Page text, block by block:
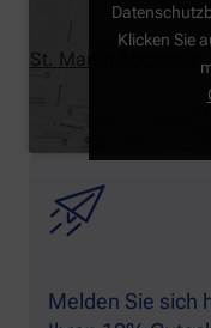
St. Martin
Klicken Sie
Melden Sie sich